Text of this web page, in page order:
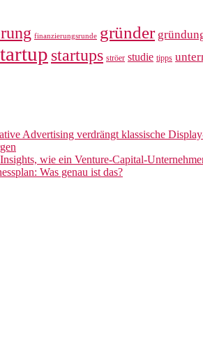
finanzierungsrunde gründer
startups ströer studie tipps
Advertising verdrängt klassische
wie ein Venture-Capital-
Was genau ist das?